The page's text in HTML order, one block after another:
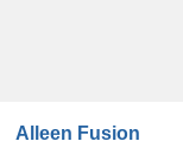
Alleen Fusion